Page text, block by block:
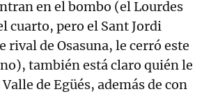
en el bombo (el Lourdes
cuarto, pero el Sant Jordi
rival de Osasuna, le cerró este
también está claro quién le
de Egüés, además de con